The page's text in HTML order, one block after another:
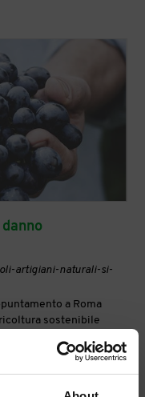
artigiani-naturali-si-
a Roma
sostenibile
affollerà gli spaziCittà